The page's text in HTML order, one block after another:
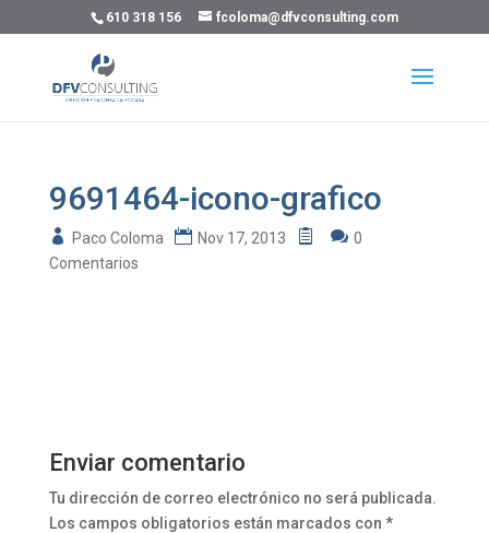
610 318 156 fcoloma@dfvconsulting.com
9691464-icono-grafico
Paco Coloma Nov 17, 2013
0
Comentarios
Enviar comentario
Tu dirección de correo electrónico no será publicada.
Los campos obligatorios están marcados con *